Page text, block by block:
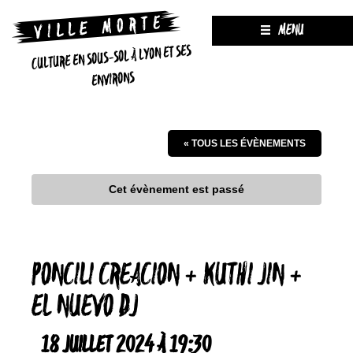
CULTURE EN SOUS-SOL À LYON ET SES
ENVIRONS
MENU
« TOUS LES ÉVÈNEMENTS
Cet évènement est passé
PONCILI CREACION + KUTHI JIN +
EL NUEVO DJ
18 JUILLET 2024 À 19:30